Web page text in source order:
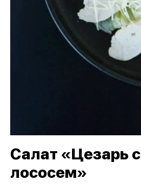
Салат «Цезарь с
лососем»